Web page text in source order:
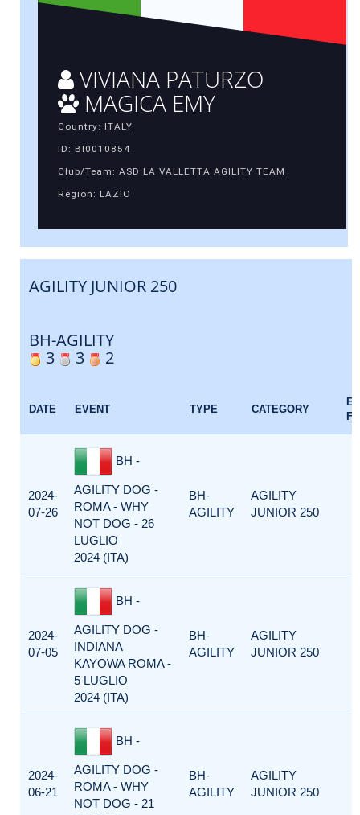
VIVIANA PATURZO
MAGICA EMY
Country: ITALY
ID: BI0010854
Club/Team: ASD LA VALLETTA AGILITY TEAM
Region: LAZIO
AGILITY JUNIOR 250
BH-AGILITY
3
3 2
DATE EVENT TYPE CATEGORY
2024-
07-26
BH -
AGILITY DOG -
ROMA - WHY
NOT DOG - 26
LUGLIO
2024 (ITA)
BH-
AGILITY
AGILITY
JUNIOR 250
2024-
07-05
BH -
AGILITY DOG -
INDIANA
KAYOWA ROMA -
5 LUGLIO
2024 (ITA)
BH-
AGILITY
AGILITY
JUNIOR 250
2024-
06-21
BH -
AGILITY DOG -
ROMA - WHY
NOT DOG - 21
BH-
AGILITY
AGILITY
JUNIOR 250